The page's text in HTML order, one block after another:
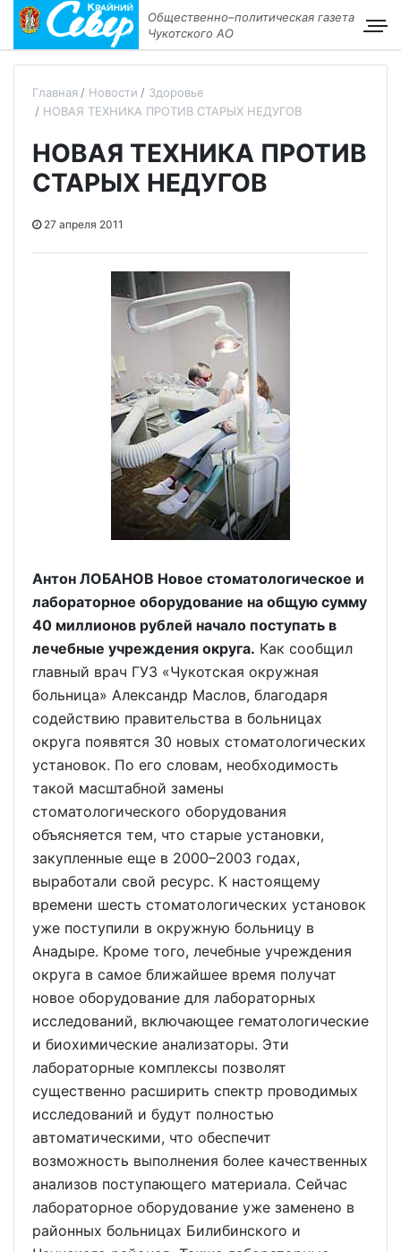
Общественно–политическая газета
Чукотского АО
Главная Новости
Здоровье
НОВАЯ ТЕХНИКА ПРОТИВ СТАРЫХ НЕДУГОВ
НОВАЯ ТЕХНИКА ПРОТИВ
СТАРЫХ НЕДУГОВ
27 апреля 2011
Антон ЛОБАНОВ Новое стоматологическое и
лабораторное оборудование на общую сумму
40 миллионов рублей начало поступать в
лечебные учреждения округа. Как сообщил
главный врач ГУЗ «Чукотская окружная
больница» Александр Маслов, благодаря
содействию правительства в больницах
округа появятся 30 новых стоматологических
установок. По его словам, необходимость
такой масштабной замены
стоматологического оборудования
объясняется тем, что старые установки,
закупленные еще в 2000–2003 годах,
выработали свой ресурс. К настоящему
времени шесть стоматологических установок
уже поступили в окружную больницу в
Анадыре. Кроме того, лечебные учреждения
округа в самое ближайшее время получат
новое оборудование для лабораторных
исследований, включающее гематологические
и биохимические анализаторы. Эти
лабораторные комплексы позволят
существенно расширить спектр проводимых
исследований и будут полностью
автоматическими, что обеспечит
возможность выполнения более качественных
анализов поступающего материала. Сейчас
лабораторное оборудование уже заменено в
районных больницах Билибинского и